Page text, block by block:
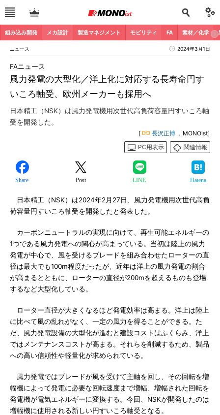
組み込み開発 メカ設計 製造マネジメント モビリティ FA 素材／化学
ニュース 2024年3月1日
風力発電の大型化／洋上化に対応する長寿命円す
いころ軸受、欧州メーカーも採用へ
FAニュース
日本精工（NSK）は風力発電機用次世代高負荷容量円すいころ軸
受を開発した。
[ 長沢正博 ，MONOist]
PC用表示
関連情報
Share Post LINE Hatena
日本精工（NSK）は2024年2月27日、風力発電機用次世代高負
荷容量円すいころ軸受を開発したと発表した。
カーボンニュートラルの実現に向けて、再生可能エネルギーの
1つである風力発電への関心が高まっている。当初は陸上の風力
発電が中心で、風を受けるブレードを組み合わせたローターの直
径は最大でも100m程度だったが、近年は洋上の風力発電の割合
が高まるとともに、ローターの直径が200mを超えるものも登場
するなど大型化している。
ローター直径が大きくなるほど発電効率は高まる。洋上は陸上
に比べて風の乱れがなく、一定の風力を得ることができる。た
だ、風力発電設備の大型化が進むと建設コストはふくらみ、洋上
ではメンテナンスコストが高まる。それらを削減するため、製品
への高い信頼性や軽量化が求められている。
風力発電ではブレードが風を受けて主軸を回し、その回転を増
幅機によって発電に必要な回転速度まで増幅、増幅された回転を
発電機が電気エネルギーに変換する。今回、NSKが開発したのは
増幅機に使用される新しい円すいころ軸受となる。